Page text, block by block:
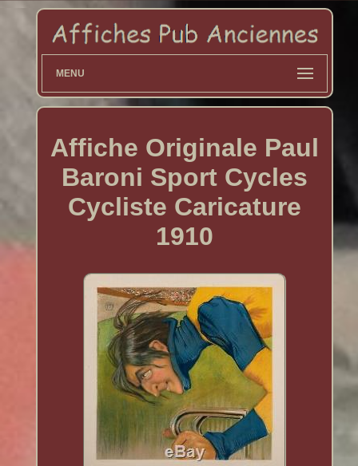
MENU
Affiche Originale Paul
Baroni Sport Cycles
Cycliste Caricature
1910